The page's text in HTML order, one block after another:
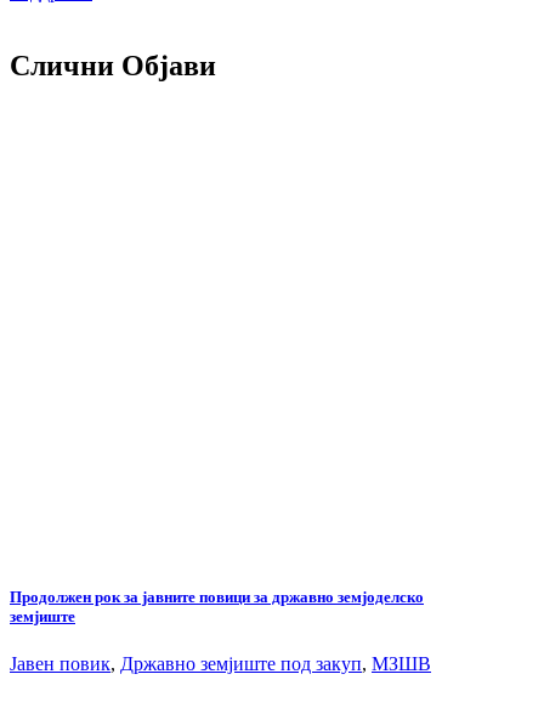
Слични Објави
Продолжен рок за јавните повици за државно земјоделско
земјиште
Јавен повик, Државно земјиште под закуп, МЗШВ